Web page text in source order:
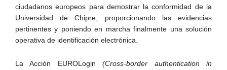
ciudadanos europeos para demostrar la conformidad de la
Universidad de Chipre, proporcionando las evidencias
pertinentes y poniendo en marcha finalmente una solución
operativa de identificación electrónica.
La Acción EUROLogin(Cross-border authentication in